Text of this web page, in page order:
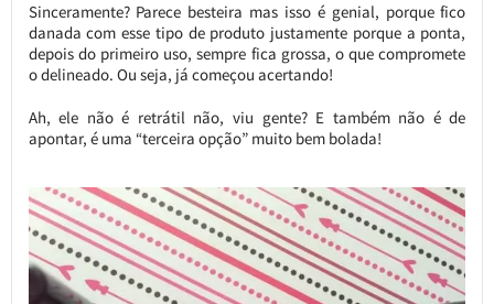
Sinceramente? Parece besteira mas isso é genial, porque fico
danada com esse tipo de produto justamente porque a ponta,
depois do primeiro uso, sempre fica grossa, o que compromete
o delineado. Ou seja, já começou acertando!
Ah, ele não é retrátil não, viu gente? E também não é de
apontar, é uma “terceira opção” muito bem bolada!